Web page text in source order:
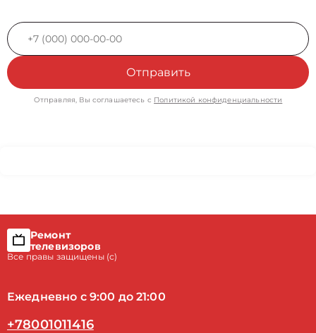
Отправить
Отправляя, Вы соглашаетесь с Политикой конфиденциальности
Ремонт
телевизоров
Все правы защищены (с)
Ежедневно с 9:00 до 21:00
+78001011416